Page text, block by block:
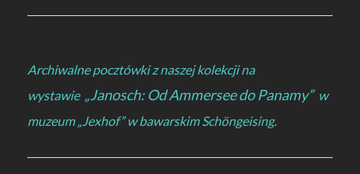
Archiwalne pocztówki z naszej kolekcji na
wystawie „Janosch: Od Ammersee do Panamy”w
muzeum „Jexhof” w bawarskim Schöngeising.